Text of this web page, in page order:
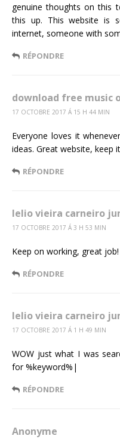
genuine thoughts on this
this up. This website is
internet, someone with
RÉPONDRE
download free music
17 OCTOBRE 2017 Á 15 H 44 MIN
Everyone loves it
ideas. Great website, keep
RÉPONDRE
lelio vieira carneiro
17 OCTOBRE 2017 Á 3 H 53 MIN
Keep on working, great
RÉPONDRE
lelio vieira carneiro
17 OCTOBRE 2017 Á 1 H 49 MIN
WOW just what I was
for %keyword%|
RÉPONDRE
Anonyme